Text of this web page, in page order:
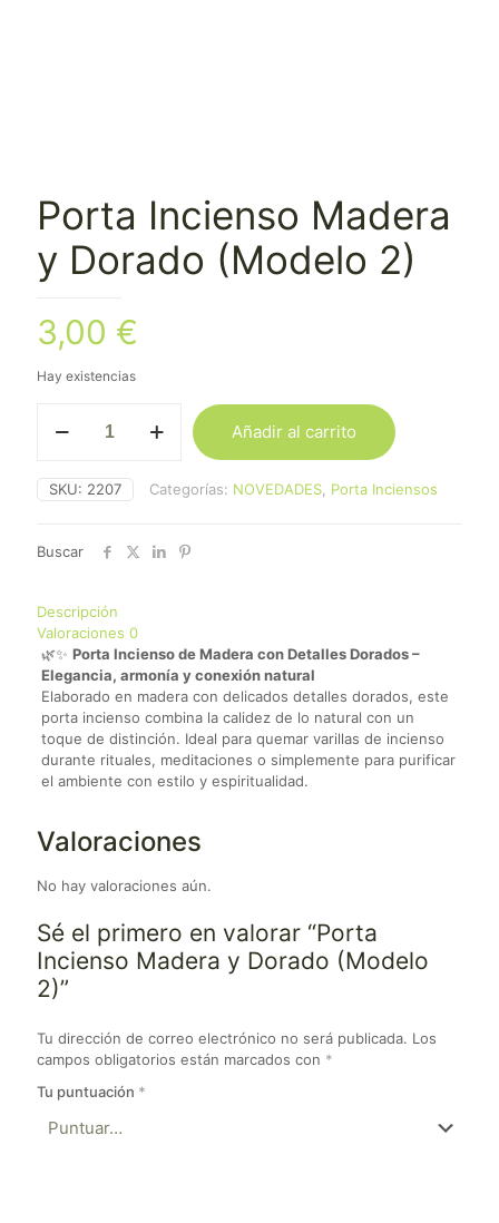
Porta Incienso Madera
y Dorado (Modelo 2)
3,00 €
Hay existencias
Incienso
y
Dorado
cantidad
Añadir al carrito
SKU: 2207 Categorías: NOVEDADES Porta Inciensos
Buscar
Descripción
Valoraciones 0
🌿✨ Porta Incienso de Madera con Detalles Dorados –
Elegancia, armonía y conexión natural
Elaborado en madera con delicados detalles dorados, este
porta incienso combina la calidez de lo natural con un
toque de distinción. Ideal para quemar varillas de incienso
durante rituales, meditaciones o simplemente para purificar
el ambiente con estilo y espiritualidad.
Valoraciones
No hay valoraciones aún.
Sé el primero en valorar “Porta
Incienso Madera y Dorado (Modelo
2)”
Tu dirección de correo electrónico no será publicada. Los
campos obligatorios están marcados con *
Tu puntuación *